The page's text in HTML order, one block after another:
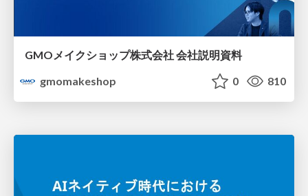
GMOメイクショップ株式会社 会社説明資料
gmomakeshop
0 810